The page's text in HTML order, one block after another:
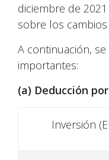
diciembre de
sobre los
A continuación,
importantes:
(a) Deducción
Inversión